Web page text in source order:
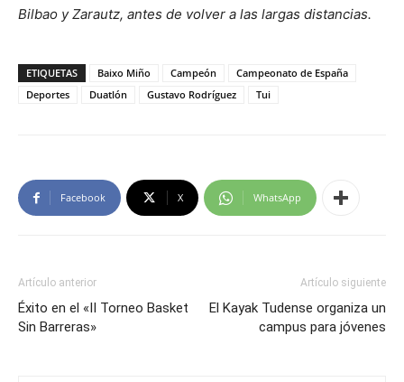
Bilbao y Zarautz, antes de volver a las largas distancias.
ETIQUETAS Baixo Miño Campeón
Campeonato de España
Deportes
Duatlón Gustavo Rodríguez Tui
Facebook X WhatsApp
Artículo anterior
Éxito en el «II Torneo Basket
Sin Barreras»
Artículo siguiente
El Kayak Tudense organiza un
campus para jóvenes